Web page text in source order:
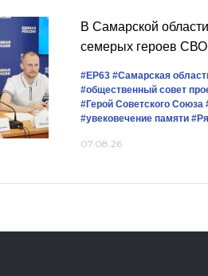
В Самарской
семерых героев СВО
#ЕР63 #Самарская
#общественный совет
#Герой Советского Союза
#увековечение памяти
07.08.26